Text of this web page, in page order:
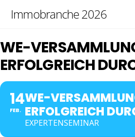
Immobranche 2026
WE-
ERFOLGREICH
14
FEB.
WE-
ERFOLGREICH
EXPERTENSEMINAR